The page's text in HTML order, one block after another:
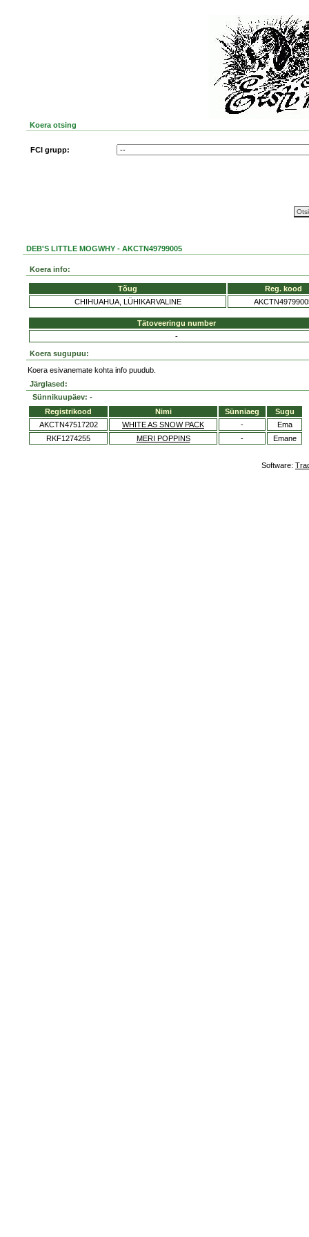
Koera otsing
FCI grupp:
DEB'S LITTLE MOGWHY - AKCTN49799005
Koera info:
Tõug
Reg. kood
CHIHUAHUA, LÜHIKARVALINE
Tätoveeringu number
-
Koera sugupuu:
Koera esivanemate kohta info puudub.
Järglased:
Sünnikuupäev: -
Registrikood
Nimi Sünniaeg
Sugu
AKCTN47517202
WHITE AS SNOW PACK -
Ema
RKF1274255
MERI POPPINS - Emane
Software: